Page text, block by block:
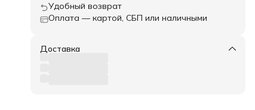
Удобный возврат
Оплата — картой, СБП или наличными
Доставка